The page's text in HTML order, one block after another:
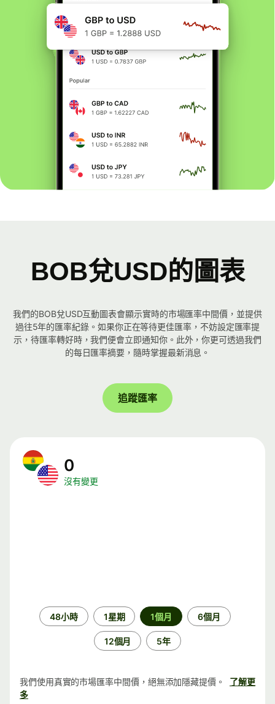
BOB兌USD的圖表
我們的BOB兌USD互動圖表會顯示實時的市場匯率中間價，並提供
過往5年的匯率紀錄。如果你正在等待更佳匯率，不妨設定匯率提
示，待匯率轉好時，我們便會立即通知你。此外，你更可透過我們
的每日匯率摘要，隨時掌握最新消息。
追蹤匯率
0
沒有變更
48小時 1星期 1個月 6個月
12個月 5年
我們使用真實的市場匯率中間價，絕無添加隱藏提價。
了解更
多